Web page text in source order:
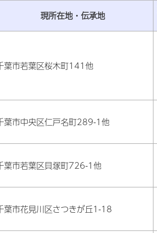
現所在地・伝承地
葉市若葉区桜木町141他
葉市中央区仁戸名町289-1他
葉市若葉区貝塚町726-1他
葉市花見川区さつきが丘1-18